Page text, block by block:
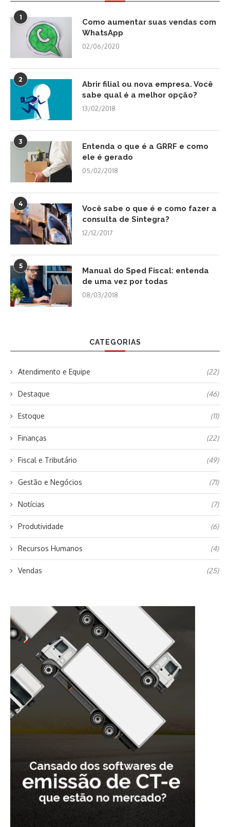
1
Como aumentar suas vendas com
WhatsApp
02/06/2020
2
Abrir filial ou nova empresa. Você
sabe qual é a melhor opção?
13/02/2018
3
Entenda o que é a GRRF e como
ele é gerado
05/02/2018
4
Você sabe o que é e como fazer a
consulta de Sintegra?
12/12/2017
5
Manual do Sped Fiscal: entenda
de uma vez por todas
08/03/2018
CATEGORIAS
Atendimento e Equipe (22)
Destaque (46)
Estoque (11)
Finanças (22)
Fiscal e Tributário (49)
Gestão e Negócios (71)
Notícias (7)
Produtividade (6)
Recursos Humanos (4)
Vendas (25)